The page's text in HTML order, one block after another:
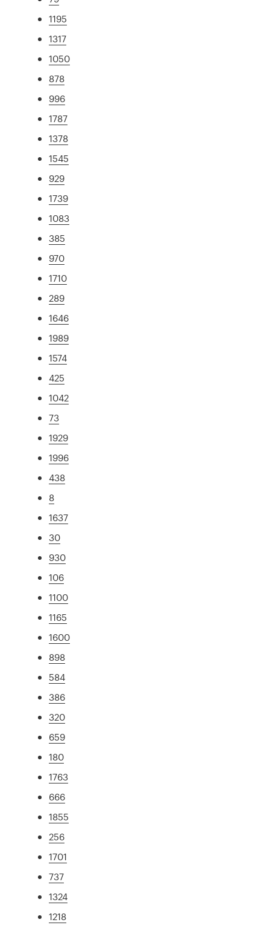
1195
1317
1050
878
996
1787
1378
1545
929
1739
1083
385
970
1710
289
1646
1989
1574
425
1042
73
1929
1996
438
8
1637
30
930
106
1100
1165
1600
898
584
386
320
659
180
1763
666
1855
256
1701
737
1324
1218